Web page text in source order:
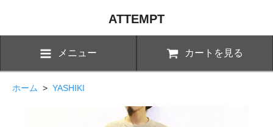
ATTEMPT
メニュー カートを見る
ホーム > YASHIKI